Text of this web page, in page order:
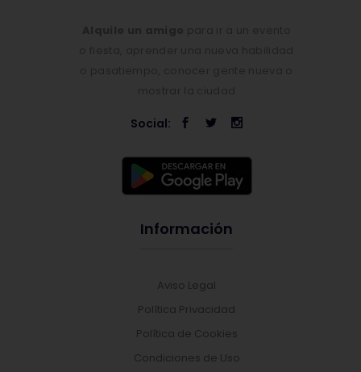
Social:
Información
Aviso Legal
Política Privacidad
Política de Cookies
Condiciones de Uso